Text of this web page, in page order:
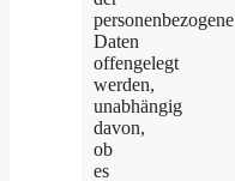
personenbezogene
Daten
offengelegt
werden,
unabhängig
davon,
ob
es